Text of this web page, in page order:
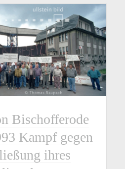
Bischofferode
Kampf gegen
ihres